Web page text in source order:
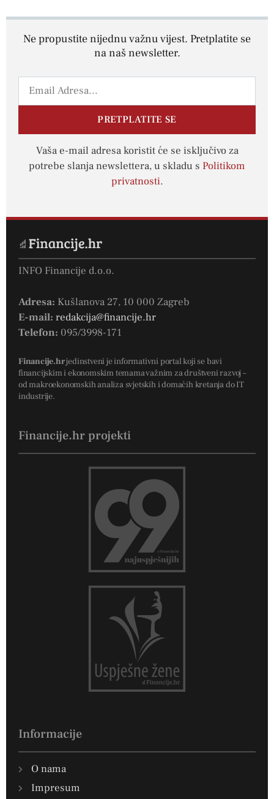
Ne propustite nijednu važnu vijest. Pretplatite se
na naš newsletter.
PRETPLATITE SE
Vaša e-mail adresa koristit će se isključivo za
potrebe slanja newslettera, u skladu s Politikom
privatnosti.
INFO Financije d.o.o.
Adresa: Kušlanova 27, 10 000 Zagreb
E-mail: redakcija@financije.hr
Telefon: 095/3998-171
Financije.hrjedinstveni je informativni portal koji se bavi
financijskim i ekonomskim temama važnim za društveni razvoj –
od makroekonomskih analiza svjetskih i domaćih kretanja do IT
industrije.
Financije.hr projekti
Informacije
O nama
Impresum